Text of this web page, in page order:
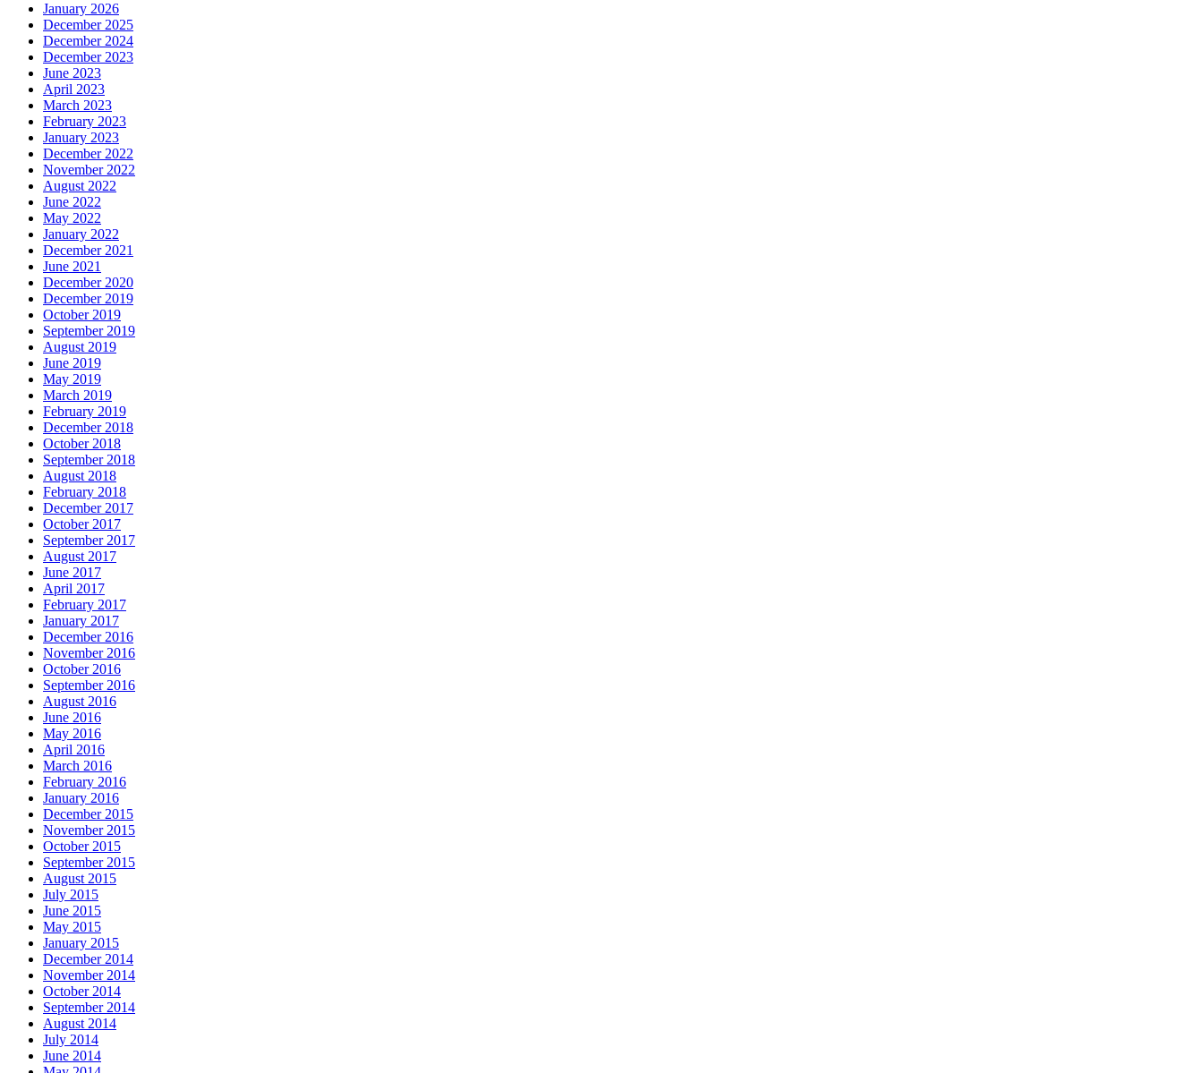
January 2026
December 2025
December 2024
December 2023
June 2023
April 2023
March 2023
February 2023
January 2023
December 2022
November 2022
August 2022
June 2022
May 2022
January 2022
December 2021
June 2021
December 2020
December 2019
October 2019
September 2019
August 2019
June 2019
May 2019
March 2019
February 2019
December 2018
October 2018
September 2018
August 2018
February 2018
December 2017
October 2017
September 2017
August 2017
June 2017
April 2017
February 2017
January 2017
December 2016
November 2016
October 2016
September 2016
August 2016
June 2016
May 2016
April 2016
March 2016
February 2016
January 2016
December 2015
November 2015
October 2015
September 2015
August 2015
July 2015
June 2015
May 2015
January 2015
December 2014
November 2014
October 2014
September 2014
August 2014
July 2014
June 2014